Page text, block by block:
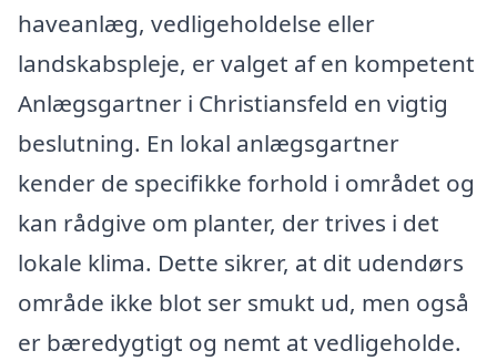
haveanlæg, vedligeholdelse eller
landskabspleje, er valget af en kompetent
Anlægsgartner i Christiansfeld en vigtig
beslutning. En lokal anlægsgartner
kender de specifikke forhold i området og
kan rådgive om planter, der trives i det
lokale klima. Dette sikrer, at dit udendørs
område ikke blot ser smukt ud, men også
er bæredygtigt og nemt at vedligeholde.